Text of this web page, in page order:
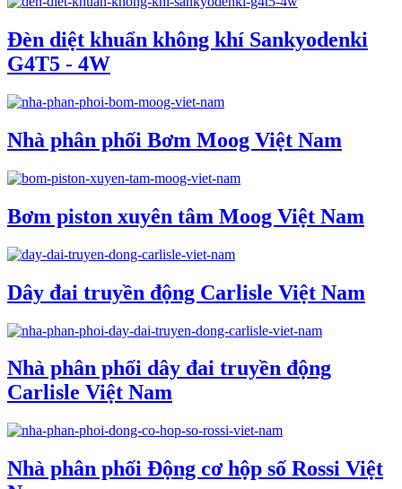
Đèn diệt khuẩn không khí Sankyodenki
G4T5 - 4W
Nhà phân phối Bơm Moog Việt Nam
Bơm piston xuyên tâm Moog Việt Nam
Dây đai truyền động Carlisle Việt Nam
Nhà phân phối dây đai truyền động
Carlisle Việt Nam
Nhà phân phối Động cơ hộp số Rossi Việt